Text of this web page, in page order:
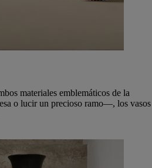
materiales emblemáticos de la
o lucir un precioso ramo—, los vasos